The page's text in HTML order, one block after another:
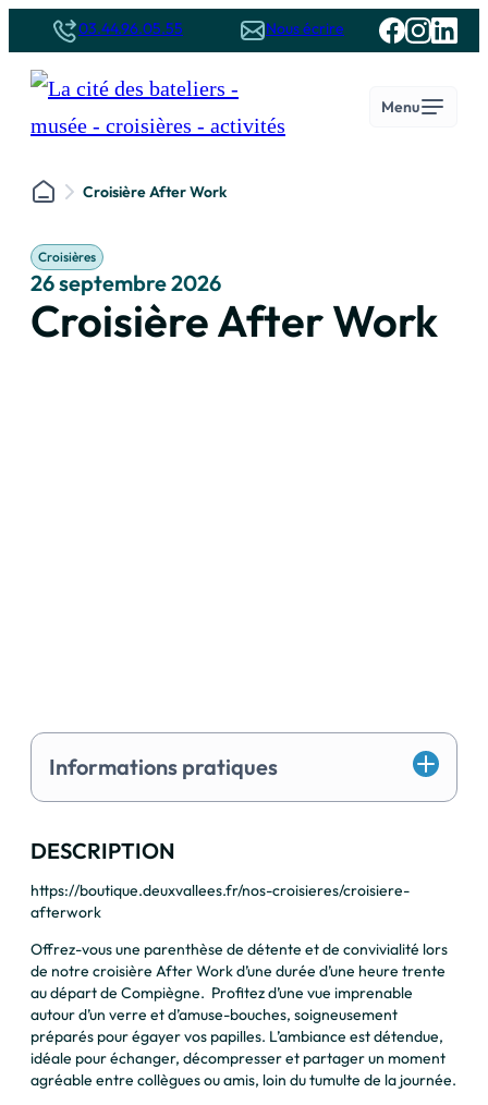
03.44.96.05.55 Nous écrire
Menu
Le musée
Autour de la Cité des Bateliers
Groupes
Croisière After Work
Croisières
26 septembre 2026
Croisière After Work
Informations pratiques
DESCRIPTION
https://boutique.deuxvallees.fr/nos-croisieres/croisiere-
afterwork
Offrez-vous une parenthèse de détente et de convivialité lors
de notre croisière After Work d’une durée d’une heure trente
au départ de Compiègne. Profitez d’une vue imprenable
autour d’un verre et d’amuse-bouches, soigneusement
préparés pour égayer vos papilles. L’ambiance est détendue,
idéale pour échanger, décompresser et partager un moment
agréable entre collègues ou amis, loin du tumulte de la journée.
Panneau de gestion des cookies